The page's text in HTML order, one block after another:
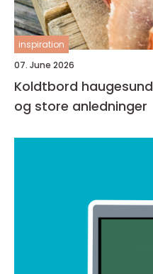
inspiration
07. June 2026
Koldtbord haugesund smakfull mat til små
og store anledninger